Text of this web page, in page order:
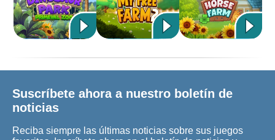
Suscríbete ahora a nuestro boletín de
noticias
Reciba siempre las últimas noticias sobre sus juegos